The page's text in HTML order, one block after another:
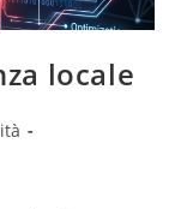
locale